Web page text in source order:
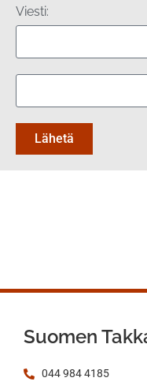
Viesti:
Lähetä
Suomen
044 984 4185